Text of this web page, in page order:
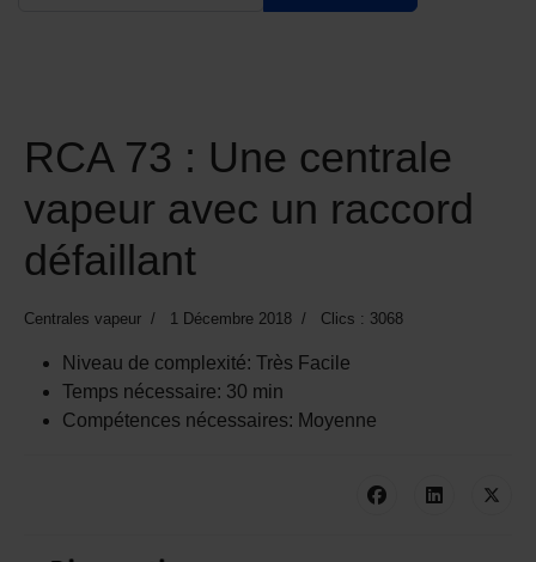
RCA 73 : Une centrale
vapeur avec un raccord
défaillant
Centrales vapeur 1 Décembre 2018 Clics : 3068
Niveau de complexité: Très Facile
Temps nécessaire: 30 min
Compétences nécessaires: Moyenne